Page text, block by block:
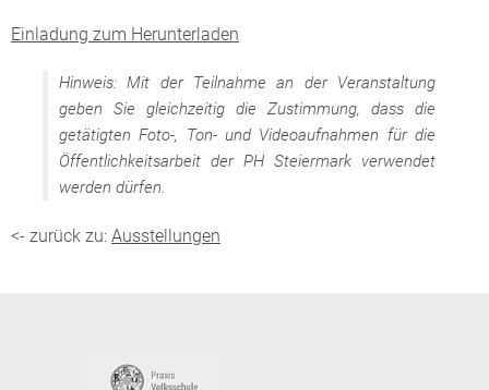
Einladung zum Herunterladen
Hinweis: Mit der Teilnahme an der Veranstaltung
geben Sie gleichzeitig die Zustimmung, dass die
getätigten Foto-, Ton- und Videoaufnahmen für die
Öffentlichkeitsarbeit der PH Steiermark verwendet
werden dürfen.
<- zurück zu: Ausstellungen